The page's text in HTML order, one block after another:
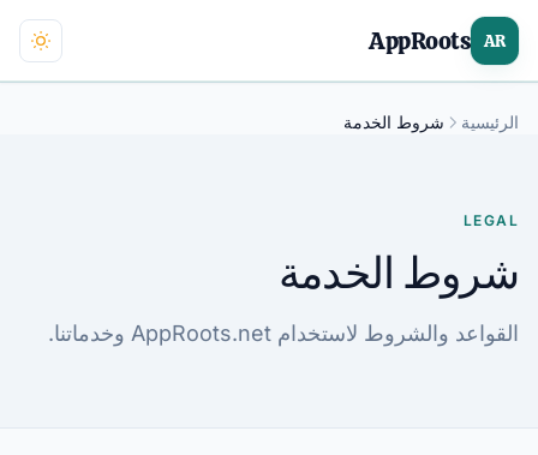
AR
AppRoots
الرئيسية شروط الخدمة
LEGAL
شروط الخدمة
القواعد والشروط لاستخدام AppRoots.net وخدماتنا.